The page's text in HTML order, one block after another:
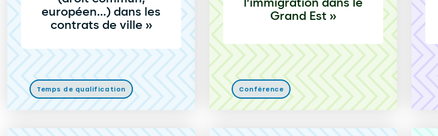
européen…) dans les
contrats de ville »
Temps de qualification
l’immigration dans le
Grand Est »
Conférence